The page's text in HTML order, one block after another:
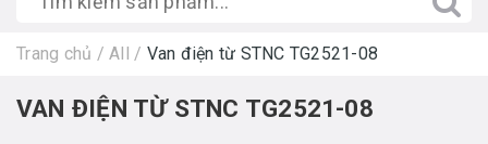
Trang chủ / All / Van điện từ STNC TG2521-08
VAN ĐIỆN TỪ STNC TG2521-08